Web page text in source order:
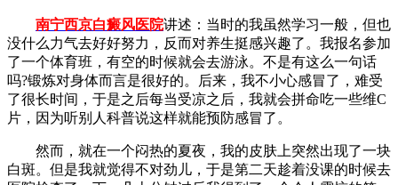
南宁西京白癜风医院讲述：当时的我虽然学习一般，但也
没什么力气去好好努力，反而对养生挺感兴趣了。我报名参加
了一个体育班，有空的时候就会去游泳。不是有这么一句话
吗?锻炼对身体而言是很好的。后来，我不小心感冒了，难受
了很长时间，于是之后每当受凉之后，我就会拼命吃一些维C
片，因为听别人科普说这样就能预防感冒了。
然而，就在一个闷热的夏夜，我的皮肤上突然出现了一块
白斑。但是我就觉得不对劲儿，于是第二天趁着没课的时候去